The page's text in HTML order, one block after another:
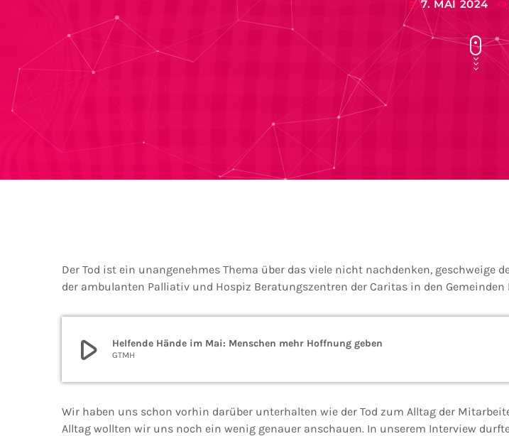
today 7. MAI 2024
Der Tod ist ein unangenehmes Thema über das viele nicht nachdenken,
der ambulanten Palliativ und Hospiz Beratungszentren der Caritas in den
play_arrow Helfende Hände im Mai: Menschen mehr Hoffnung geben
GTMH
Wir haben uns schon vorhin darüber unterhalten wie der Tod zum Alltag der
Alltag wollten wir uns noch ein wenig genauer anschauen. In unserem Interview